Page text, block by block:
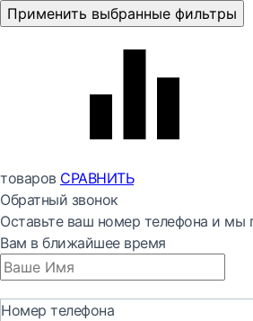
Применить выбранные фильтры
товаров СРАВНИТЬ
Обратный звонок
Оставьте ваш номер телефона и мы
Вам в ближайшее время
Номер телефона